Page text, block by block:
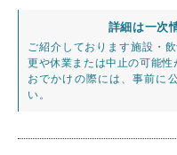
詳細は一次
ご紹介しております施設・
更や休業または中止の可能性
おでかけの際には、事前に
い。